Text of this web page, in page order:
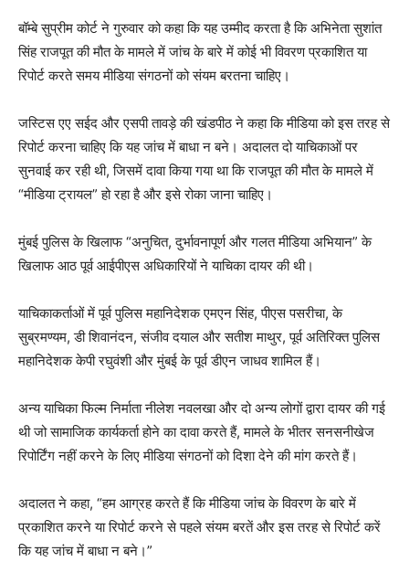
बॉम्बे सुप्रीम कोर्ट ने गुरुवार कोकहा कि यह उम्मीद करता है कि अभिनेता सुशांत
सिंह राजपूत की मौत के मामले में जांच के बारे में कोई भी विवरण प्रकाशित या
रिपोर्ट करते समय मीडिया संगठनों को संयम बरतना चाहिए।
जस्टिस एए सईद और एसपी तावड़े की खंडपीठ ने कहा कि मीडिया को इस तरह से
रिपोर्ट करना चाहिए कि यह जांच में बाधा न बने। अदालत दो याचिकाओं पर
सुनवाई कर रही थी, जिसमें दावा किया गया था कि राजपूत की मौत के मामले में
“मीडिया ट्रायल” हो रहा है और इसे रोका जाना चाहिए।
मुंबई पुलिस के खिलाफ “अनुचित, दुर्भावनापूर्ण और गलत मीडिया अभियान” के
खिलाफ आठ पूर्व आईपीएस अधिकारियों ने याचिका दायर की थी।
याचिकाकर्ताओं में पूर्व पुलिस महानिदेशक एमएन सिंह, पीएस पसरीचा, के
सुब्रमण्यम, डी शिवानंदन, संजीव दयाल और सतीश माथुर, पूर्व अतिरिक्त पुलिस
महानिदेशक केपी रघुवंशी और मुंबई के पूर्व डीएन जाधव शामिल हैं।
अन्य याचिका फिल्म निर्माता नीलेश नवलखा और दो अन्य लोगों द्वारा दायर की गई
थी जो सामाजिक कार्यकर्ता होने का दावा करते हैं, मामले के भीतर सनसनीखेज
रिपोर्टिंग नहीं करने के लिए मीडिया संगठनों को दिशा देने की मांग करते हैं।
अदालत ने कहा, “हम आग्रह करते हैं कि मीडिया जांच के विवरण के बारे में
प्रकाशित करने या रिपोर्ट करने से पहले संयम बरतें और इस तरह से रिपोर्ट करें
कि यह जांच में बाधा न बने।”